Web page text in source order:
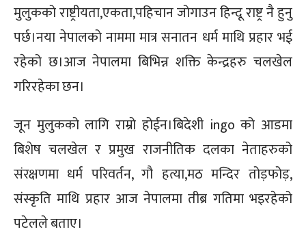
मुलुकको राष्ट्रीयता,एकता,पहिचान जोगाउन हिन्दू राष्ट्र नै हुनु
पर्छ।नया नेपालको नाममा मात्र सनातन धर्म माथि प्रहार भई
रहेको छ।आज नेपालमा बिभिन्न शक्ति केन्द्रहरु चलखेल
गरिरहेका छन।
जून मुलुकको लागि राम्रो होईन।बिदेशी ingo को आडमा
बिशेष चलखेल र प्रमुख राजनीतिक दलका नेताहरुको
संरक्षणमा धर्म परिवर्तन, गौ हत्या,मठ मन्दिर तोड़फोड़,
संस्कृति माथि प्रहार आज नेपालमा तीब्र गतिमा भइरहेको
पटेलले बताए।